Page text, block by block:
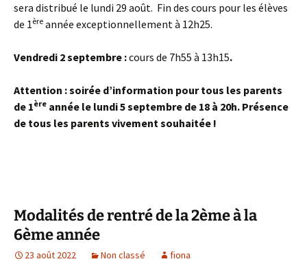
sera distribué le lundi 29 août. Fin des cours pour les élèves
de 1ère année exceptionnellement à 12h25.
Vendredi 2 septembre :cours de 7h55 à 13h15.
Attention : soirée d’information pour tous les parents
de 1ère année le lundi 5 septembre de 18 à 20h. Présence
de tous les parents vivement souhaitée !
Modalités de rentré de la 2ème à la
6ème année
23 août 2022 Non classé fiona